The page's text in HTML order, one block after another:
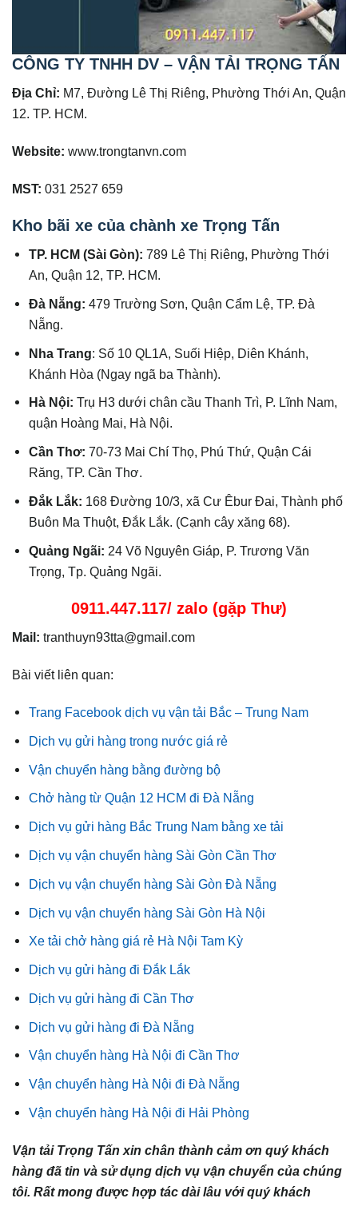
CÔNG TY TNHH DV – VẬN TẢI TRỌNG TẤN
Địa Chỉ: M7, Đường Lê Thị Riêng, Phường Thới An, Quận
12. TP. HCM.
Website: www.trongtanvn.com
MST: 031 2527 659
Kho bãi xe của chành xe Trọng Tấn
TP. HCM (Sài Gòn): 789 Lê Thị Riêng, Phường Thới
An, Quận 12, TP. HCM.
Đà Nẵng:479 Trường Sơn, Quận Cẩm Lệ, TP. Đà
Nẵng.
Nha Trang: Số 10 QL1A, Suối Hiệp, Diên Khánh,
Khánh Hòa (Ngay ngã ba Thành).
Hà Nội:Trụ H3 dưới chân cầu Thanh Trì, P. Lĩnh Nam,
quận Hoàng Mai, Hà Nội.
Cần Thơ:70-73 Mai Chí Thọ, Phú Thứ, Quận Cái
Răng, TP. Cần Thơ.
Đắk Lắk: 168 Đường 10/3, xã Cư Êbur Đai, Thành phố
Buôn Ma Thuột, Đắk Lắk. (Cạnh cây xăng 68).
Quảng Ngãi: 24 Võ Nguyên Giáp, P. Trương Văn
Trọng, Tp. Quảng Ngãi.
0911.447.117/ zalo (gặp Thư)
Mail: tranthuyn93tta@gmail.com
Bài viết liên quan:
Trang Facebook dịch vụ vận tải Bắc – Trung Nam
Dịch vụ gửi hàng trong nước giá rẻ
Vận chuyển hàng bằng đường bộ
Chở hàng từ Quận 12 HCM đi Đà Nẵng
Dịch vụ gửi hàng Bắc Trung Nam bằng xe tải
Dịch vụ vận chuyển hàng Sài Gòn Cần Thơ
Dịch vụ vận chuyển hàng Sài Gòn Đà Nẵng
Dịch vụ vận chuyển hàng Sài Gòn Hà Nội
Xe tải chở hàng giá rẻ Hà Nội Tam Kỳ
Dịch vụ gửi hàng đi Đắk Lắk
Dịch vụ gửi hàng đi Cần Thơ
Dịch vụ gửi hàng đi Đà Nẵng
Vận chuyển hàng Hà Nội đi Cần Thơ
Vận chuyển hàng Hà Nội đi Đà Nẵng
Vận chuyển hàng Hà Nội đi Hải Phòng
Vận tải Trọng Tấn xin chân thành cảm ơn quý khách
hàng đã tin và sử dụng dịch vụ vận chuyển của chúng
tôi. Rất mong được hợp tác dài lâu với quý khách